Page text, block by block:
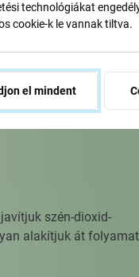
szén-dioxid-
alakítjuk át
technológiákat
cookie-k le vannak tiltva.
el mindent